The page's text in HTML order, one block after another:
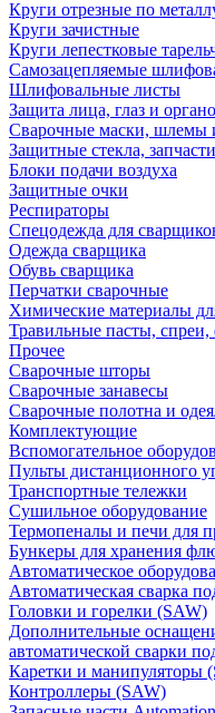
Круги отрезные по
Круги зачистные
Круги лепестковые
Самозацепляемые
Шлифовальные листы
Защита лица, глаз и
Сварочные маски, шлемы
Защитные стекла,
Блоки подачи воздуха
Защитные очки
Респираторы
Спецодежда для
Одежда сварщика
Обувь сварщика
Перчатки сварочные
Химические материалы
Травильные пасты,
Прочее
Сварочные шторы
Сварочные занавесы
Сварочные полотна и
Комплектующие
Вспомогательное
Пульты дистанционного
Транспортные тележки
Сушильное оборудование
Термопеналы и печи для
Бункеры для хранения
Автоматическое
Автоматическая сварка
Головки и горелки (SAW)
Дополнительные
автоматической сварки
Каретки и манипуляторы
Контроллеры (SAW)